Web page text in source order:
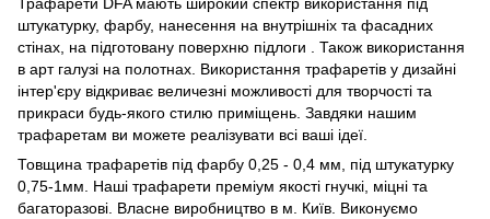
штукатурку, фарбу, нанесення на внутрішніх та фасадних
стінах, на підготовану поверхню підлоги . Також використання
в арт галузі на полотнах. Використання трафаретів у дизайні
інтер'єру відкриває величезні можливості для творчості та
прикраси будь-якого стилю приміщень. Завдяки нашим
трафаретам ви можете реалізувати всі ваші ідеї.
Товщина трафаретів під фарбу 0,25 - 0,4 мм, під штукатурку
0,75-1мм. Наші трафарети преміум якості гнучкі, міцні та
багаторазові. Власне виробництво в м. Київ. Виконуємо